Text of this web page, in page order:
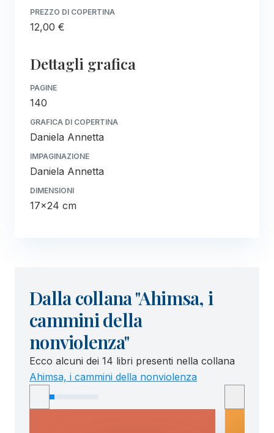
PREZZO DI COPERTINA
12,00 €
Dettagli grafica
PAGINE
140
GRAFICA DI COPERTINA
Daniela Annetta
IMPAGINAZIONE
Daniela Annetta
DIMENSIONI
17x24 cm
Dalla collana "Ahimsa, i
cammini della
nonviolenza"
Ecco alcuni dei 14 libri presenti nella collana
Ahimsa, i cammini della nonviolenza